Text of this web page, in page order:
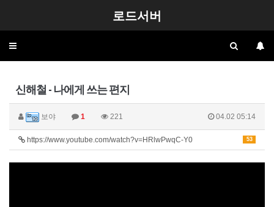
로드서버
Toggle
신해철 - 나에게 쓰는 편지
보야 1 221 04.02 05:14
53
https://www.youtube.com/watch?v=HRlwPwqC-Y0